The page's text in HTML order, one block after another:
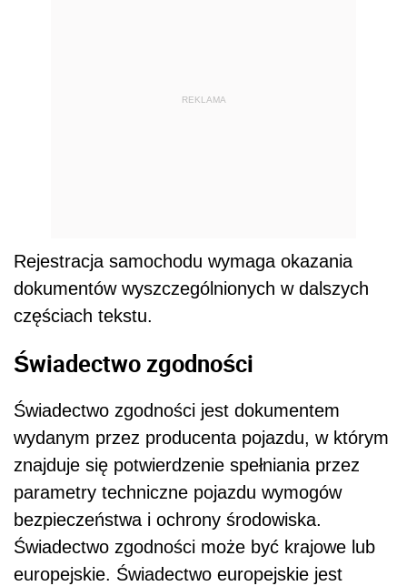
REKLAMA
Rejestracja samochodu wymaga okazania
dokumentów wyszczególnionych w dalszych
częściach tekstu.
Świadectwo zgodności
Świadectwo zgodności jest dokumentem
wydanym przez producenta pojazdu, w którym
znajduje się potwierdzenie spełniania przez
parametry techniczne pojazdu wymogów
bezpieczeństwa i ochrony środowiska.
Świadectwo zgodności może być krajowe lub
europejskie. Świadectwo europejskie jest